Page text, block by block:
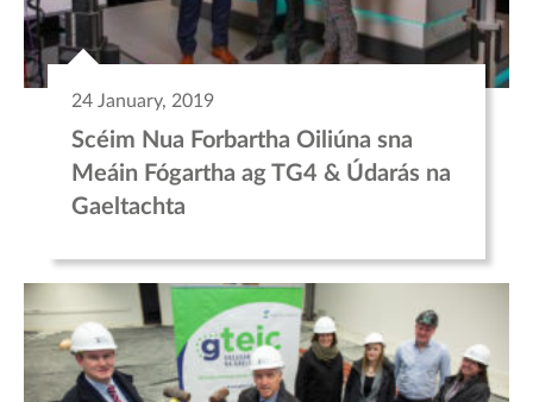
24 January, 2019
Scéim Nua Forbartha Oiliúna sna
Meáin Fógartha ag TG4 & Údarás na
Gaeltachta